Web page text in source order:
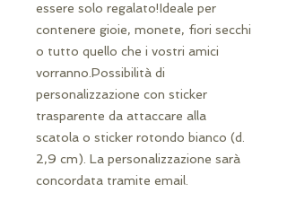
essere solo regalato!Ideale per
contenere gioie, monete, fiori secchi
o tutto quello che i vostri amici
vorranno.Possibilità di
personalizzazione con sticker
trasparente da attaccare alla
scatola o sticker rotondo bianco (d.
2,9 cm). La personalizzazione sarà
concordata tramite email.